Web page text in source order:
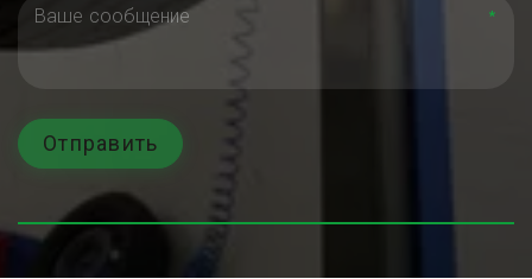
*
Отправить